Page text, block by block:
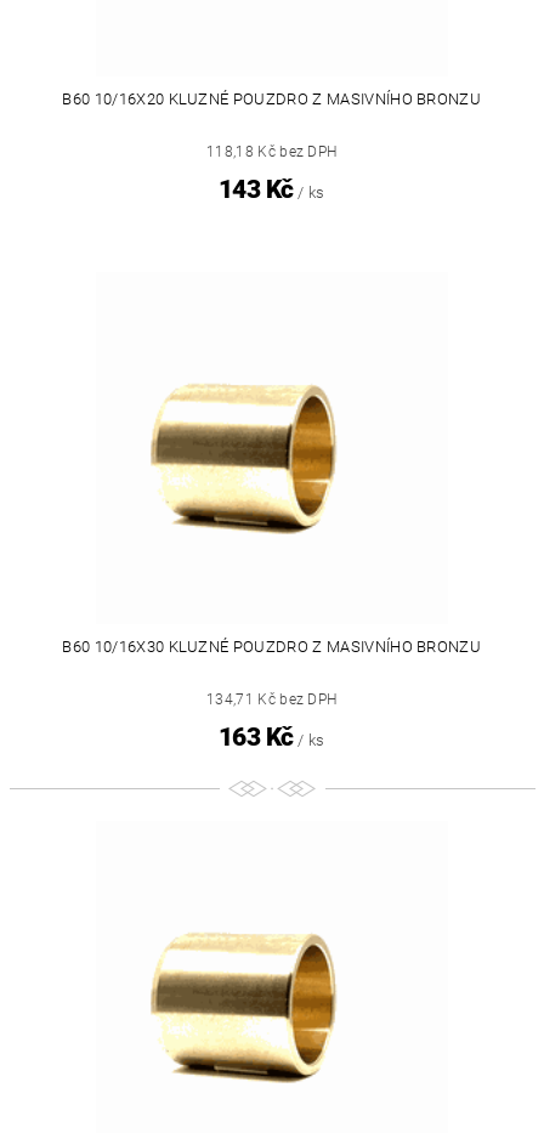
B60 10/16X20 KLUZNÉ POUZDRO Z MASIVNÍHO BRONZU
118,18 Kč bez DPH
143 Kč / ks
B60 10/16X30 KLUZNÉ POUZDRO Z MASIVNÍHO BRONZU
134,71 Kč bez DPH
163 Kč / ks